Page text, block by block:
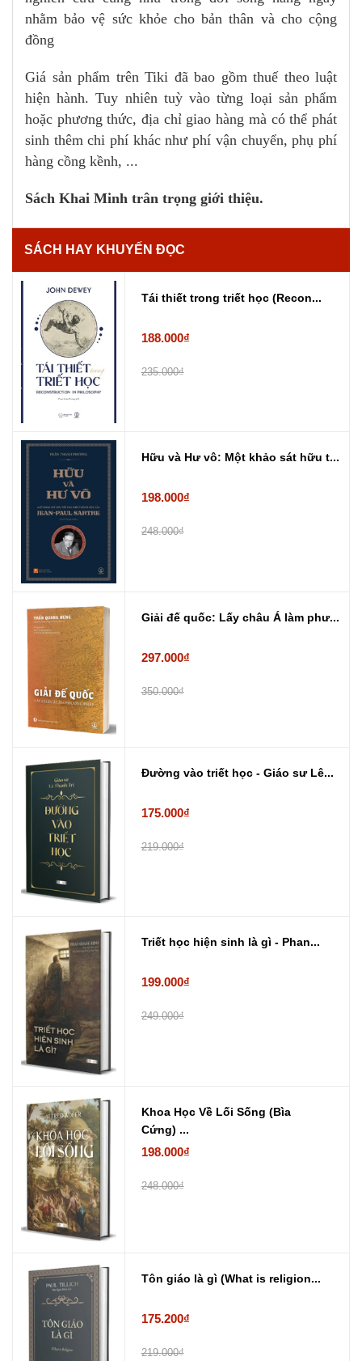
nhằm bảo vệ sức khỏe cho bản thân và cho cộng
đồng
Giá sản phẩm trên Tiki đã bao gồm thuế theo luật
hiện hành. Tuy nhiên tuỳ vào từng loại sản phẩm
hoặc phương thức, địa chỉ giao hàng mà có thể phát
sinh thêm chi phí khác như phí vận chuyển, phụ phí
hàng cồng kềnh, ...
Sách Khai Minh trân trọng giới thiệu.
SÁCH HAY KHUYẾN ĐỌC
Tái thiết trong triết học (Recon...
188.000₫
235.000₫
Hữu và Hư vô: Một khảo sát hữu t...
198.000₫
248.000₫
Giải đế quốc: Lấy châu Á làm phư...
297.000₫
350.000₫
Đường vào triết học - Giáo sư Lê...
175.000₫
219.000₫
Triết học hiện sinh là gì - Phan...
199.000₫
249.000₫
Khoa Học Về Lối Sống (Bìa
Cứng) ...
198.000₫
248.000₫
Tôn giáo là gì (What is religion...
175.200₫
219.000₫